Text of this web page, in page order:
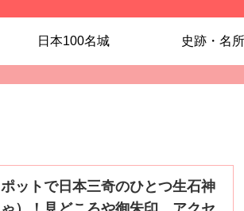
日本100名城 史跡・名所
ポットで日本三奇のひとつ生石神